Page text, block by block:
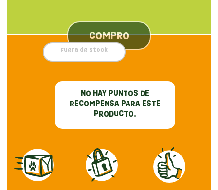
NO HAY PUNTOS DE
RECOMPENSA PARA ESTE
PRODUCTO.
COMPRO
Fuera de stock